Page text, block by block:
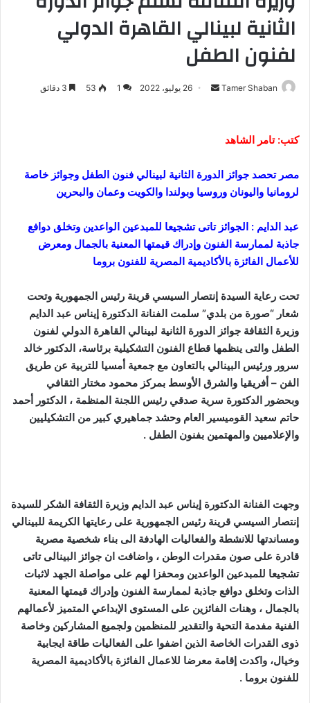
الثانية لبينالي القاهرة الدولي
لفنون الطفل
Tamer Shaban
ا
ل
و
ن
ي
ا
26 يوليو، 2022 1
53
كتب: تامر الشاهد
مصر تحصد جوائز الدورة الثانية لبينالي فنون الطفل وجوائز خاصة
لرومانيا واليونان وروسيا وبولندا والكويت وعمان والبحرين
عبد الدايم : الجوائز تاتى تشجيعا للمبدعين الواعدين وتخلق دوافع
جاذبة لممارسة الفنون وإدراك قيمتها المعنية بالجمال ومعرض
للأعمال الفائزة بالأكاديمية المصرية للفنون بروما
تحت رعاية السيدة إنتصار السيسي قرينة رئيس الجمهورية وتحت
شعار “صورة من بلدي” سلمت الفنانة الدكتورة إيناس عبد الدايم
وزيرة الثقافة جوائز الدورة الثانية لبينالي القاهرة الدولي لفنون
الطفل والتى ينظمها قطاع الفنون التشكيلية برئاسة، الدكتور خالد
سرور ورئيس البينالي بالتعاون مع جمعية أمسيا للتربية عن طريق
الفن – أفريقيا والشرق الأوسط بمركز محمود مختار الثقافي
وبحضور الدكتورة سرية صدقي رئيس اللجنة المنظمة ، الدكتور أحمد
حاتم سعيد القوميسير العام وحشد جماهيري كبير من التشكيليين
والإعلاميين والمهتمين بفنون الطفل .
وجهت الفنانة الدكتورة إيناس عبد الدايم وزيرة الثقافة الشكر للسيدة
إنتصار السيسي قرينة رئيس الجمهورية على رعايتها الكريمة للبينالي
ومساندتها للانشطة والفعاليات الهادفة الى بناء شخصية مصرية
قادرة على صون مقدرات الوطن ، واضافت ان جوائز البينالى تاتى
تشجيعا للمبدعين الواعدين ومحفزا لهم على مواصلة الجهد لاثبات
الذات وتخلق دوافع جاذبة لممارسة الفنون وإدراك قيمتها المعنية
بالجمال ، وهنات الفائزين على المستوى الإبداعي المتميز لأعمالهم
الفنية مفدمة التحية والتقدير للمنظمين ولجميع المشاركين وخاصة
ذوى القدرات الخاصة الذين اضفوا على الفعاليات طاقة ايجابية
وخيال، واكدت إقامة معرضا للاعمال الفائزة بالأكاديمية المصرية
للفنون بروما .